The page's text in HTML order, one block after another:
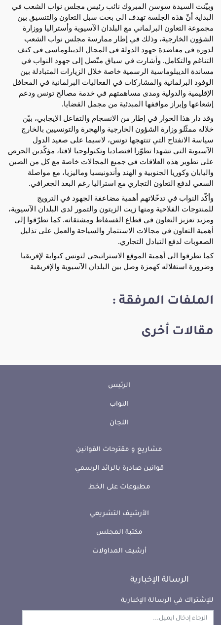
وبيّنت السيدة سوسن المبروك نائب رئيس مجلس نواب الشعب في
البداية أنّ هذه الجلسة تهدف الى بحث سبل التعاون والتنسيق بين
مجموعة التعاون البرلماني مع البلدان الآسيوية وأستراليا ووزارة
الشؤون الخارجية، وذلك في إطار ممارسة مجلس نواب الشعب
لدوره في معاضدة جهود الدولة في المجال الديبلوماسي في كنف
التناغم والتكامل. وأشارت في سياق متّصل إلى جهود النواب في
مساندة الديبلوماسية الرسمية خاصة خلال الزيارات المتبادلة بين
الوفود البرلمانية والمشاركات في الفعاليات البرلمانية في المحافل
الإقليمية والدولية ومدى مساهمتهم في خدمة مصالح تونس ودعم
إشعاعها وإبراز مواقفها المبدئية من مجمل القضايا.
وقد دار هذا الحوار في إطار من الانسجام والتفاعل الإيجابي، بيّن
خلاله ممثّلو وزارة الشؤون الخارجية والهجرة والتونسيين بالخارج
سياسة الانفتاح التي تنتهجها تونس، لاسيما على صعيد الدول
الآسيوية التي تشهدا تطوّرا اقتصاديا وتكنولوجيا لافتا، مؤكّدين الحرص
على تطوير هذه العلاقات في جميع المجالات خاصة مع كل من الصين
واليابان وكوريا الجنوبية و الهند وأندونيسيا وماليزيا، مع مواصلة
السعي لدفع التعاون التجاري مع استراليا رغم البعد الجغرافي.
وأكّد النواب في تدخّلاتهم أهمية مضاعفة الجهود في الترويج
للمنتوجات الفلاحية ومنها زيت الزيتون والتمور لدى البلدان الآسيوية،
ومزيد تعزيز التعاون في قطاع الفسفاط ومشتقاته. كما تطرّقوا إلى
أهمية التعاون في مجالات الاستثمار والسياحة والعمل على تذليل
الصعوبات لدفع التبادل التجاري.
كما تطرقوا الى أهمية الموقع الاستراتيجي لتونس كبوابة لإفريقيا
وضرورة استغلاله كهمزة وصل بين البلدان الآسيوية والإفريقية
الملفات المرفقة :
مقالات أخرى
الرئيس
النواب
اللجان
مشاريع و مقترحات القوانين
قوانين صادرة بالرائد الرسمي
مطبوعات على الخط
الأرشيف التشريعي
مكتبة المجلس
أرشيف المداولات
الرسالة الإخبارية
للإشتراك في الرسالة الإخبارية